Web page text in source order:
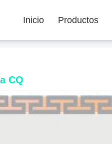
Inicio Productos
CQ